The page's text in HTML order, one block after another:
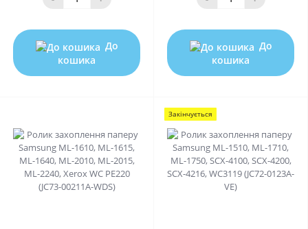
До
кошика
До
кошика
Закінчується